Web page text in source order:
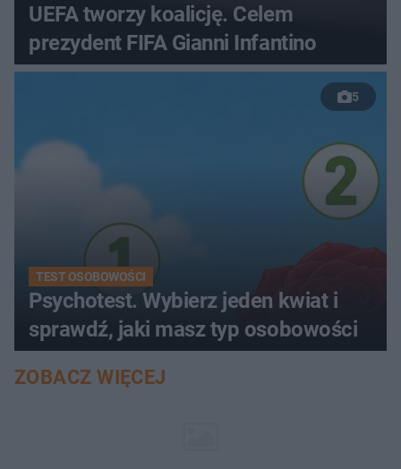
UEFA tworzy koalicję. Celem
prezydent FIFA Gianni Infantino
5
TEST OSOBOWOŚCI
Psychotest. Wybierz jeden kwiat i
sprawdź, jaki masz typ osobowości
ZOBACZ WIĘCEJ